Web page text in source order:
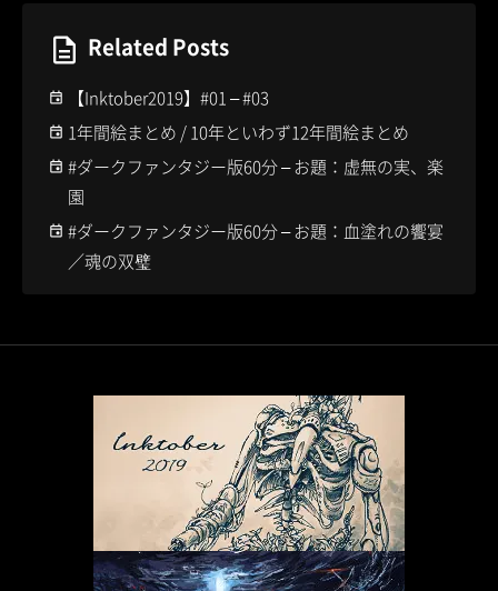
Related Posts
【Inktober2019】#01 – #03
1年間絵まとめ / 10年といわず12年間絵まとめ
#ダークファンタジー版60分 – お題：虚無の実、楽
園
#ダークファンタジー版60分 – お題：血塗れの饗宴
／魂の双璧